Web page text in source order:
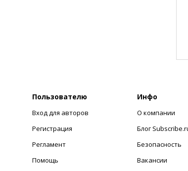
Пользователю
Вход для авторов
Регистрация
Регламент
Помощь
Инфо
О компании
Блог
Безопасность
Вакансии